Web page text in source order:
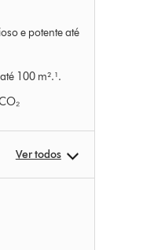
e potente até
100 m².¹.
Ver todos